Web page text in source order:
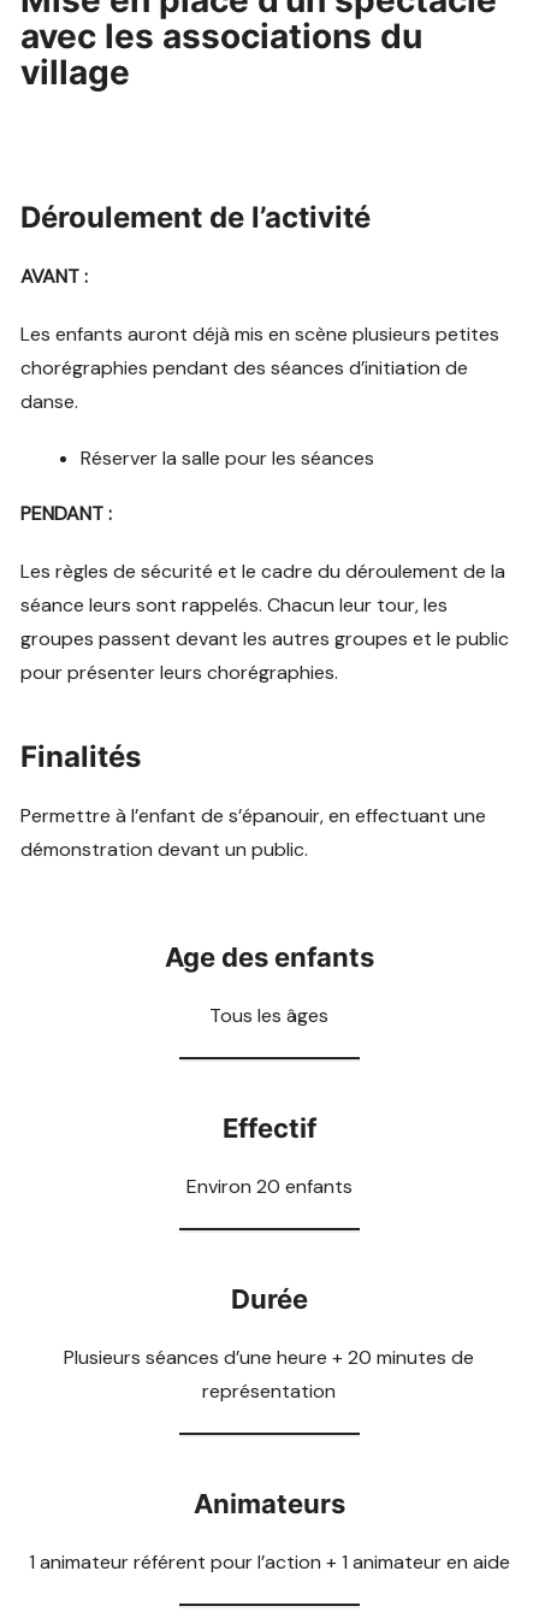
avec les associations du
village
Déroulement de l’activité
AVANT :
Les enfants auront déjà mis en scène plusieurs petites
chorégraphies pendant des séances d’initiation de
danse.
Réserver la salle pour les séances
PENDANT :
Les règles de sécurité et le cadre du déroulement de la
séance leurs sont rappelés. Chacun leur tour, les
groupes passent devant les autres groupes et le public
pour présenter leurs chorégraphies.
Finalités
Permettre à l’enfant de s’épanouir, en effectuant une
démonstration devant un public.
Age des enfants
Tous les âges
Effectif
Environ 20 enfants
Durée
Plusieurs séances d’une heure + 20 minutes de
représentation
Animateurs
1 animateur référent pour l’action + 1 animateur en aide